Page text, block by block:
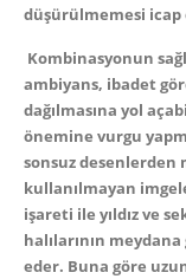
düşürülmemesi icap
Kombinasyonun
ambiyans, ibadet
dağılmasına yol
önemine vurgu
sonsuz desenlerden
kullanılmayan
işareti ile yıldız ve
halılarının
eder. Buna göre